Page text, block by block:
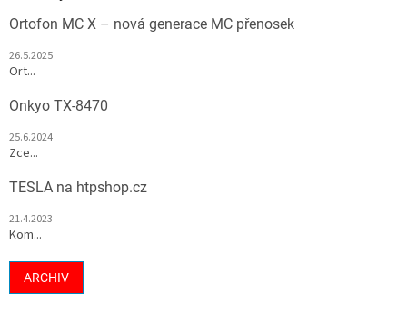
Ortofon MC X – nová generace MC přenosek
26.5.2025
Ort...
Onkyo TX-8470
25.6.2024
Zce...
TESLA na htpshop.cz
21.4.2023
Kom...
ARCHIV